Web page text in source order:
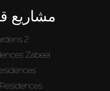
مشاريع
2
Zabeel